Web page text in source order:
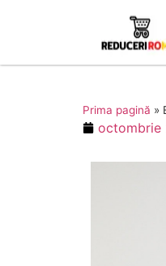
Prima pagină »
octombrie